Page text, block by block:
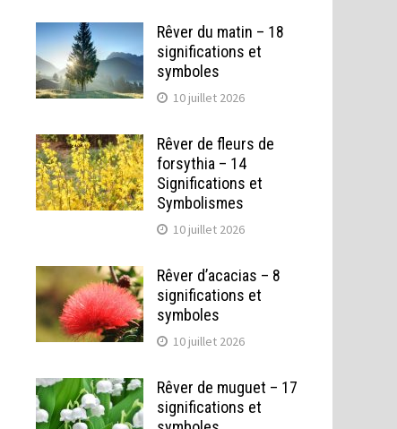
Rêver du matin – 18
significations et
symboles
10 juillet 2026
Rêver de fleurs de
forsythia – 14
Significations et
Symbolismes
10 juillet 2026
Rêver d’acacias – 8
significations et
symboles
10 juillet 2026
Rêver de muguet – 17
significations et